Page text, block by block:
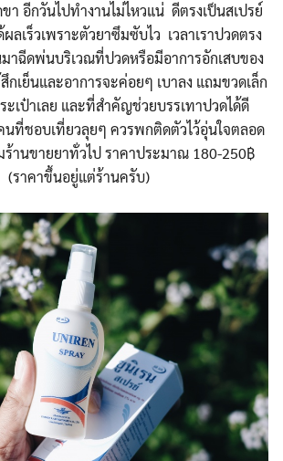
า อีกวันไปทำงานไม่ไหวแน่ ดีตรงเป็นสเปรย์
ลเร็วเพราะตัวยาซึมซับไว เวลาเราปวดตรง
าฉีดพ่นบริเวณที่ปวดหรือมีอาการอักเสบของ
เย็นและอาการจะค่อยๆ เบาลง แถมขวดเล็ก
ะเป๋าเลย และที่สำคัญช่วยบรรเทาปวดได้ดี
นที่ชอบเที่ยวลุยๆ ควรพกติดตัวไว้อุ่นใจตลอด
านขายยาทั่วไป ราคาประมาณ 180-250฿
(ราคาขึ้นอยู่แต่ร้านครับ)